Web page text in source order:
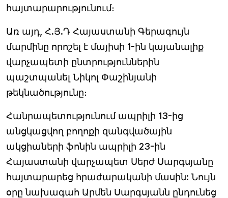
հայտարարությունում։
Առ այդ, Հ.Յ.Դ Հայաստանի Գերագույն
մարմինը որոշել է մայիսի 1-ին կայանալիք
վարչապետի ընտրություններին
պաշտպանել Նիկոլ Փաշինյանի
թեկնածությունը։
Հանրապետությունում ապրիլի 13-ից
անցկացվող բողոքի զանգվածային
ակցիաների ֆոնին ապրիլի 23-ին
Հայաստանի վարչապետ Սերժ Սարգսյանը
հայտարարեց հրաժարականի մասին: Նույն
օրը նախագահ Արմեն Սարգսյանն ընդունեց